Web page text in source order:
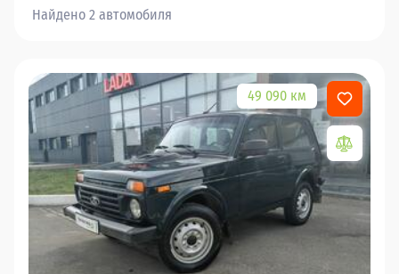
Найдено 2 автомобиля
49 090 км